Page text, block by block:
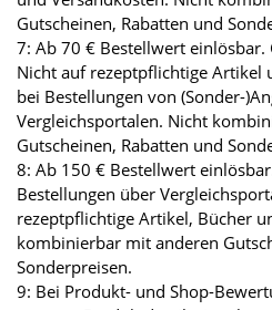
Gutscheinen, Rabatten und
7: Ab 70 € Bestellwert
Nicht auf rezeptpflichtige Artikel
bei Bestellungen von (Sonder-
Vergleichsportalen. Nicht
Gutscheinen, Rabatten und
8: Ab 150 € Bestellwert
Bestellungen über
rezeptpflichtige Artikel, Bücher
kombinierbar mit anderen
Sonderpreisen.
9: Bei Produkt- und Shop-